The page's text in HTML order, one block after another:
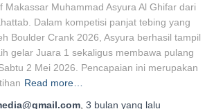
Makassar Muhammad Asyura Al Ghifar dari
Dalam kompetisi panjat tebing yang
Boulder Crank 2026, Asyura berhasil tampil
gelar Juara 1 sekaligus membawa pulang
2 Mei 2026. Pencapaian ini merupakan
Read more…
3 bulan yang lalu